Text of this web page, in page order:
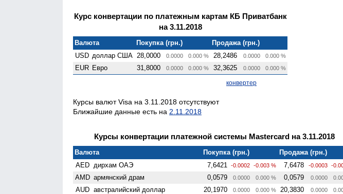
Курс конвертации по платежным картам КБ Приватбанк
на 3.11.2018
Валюта Покупка (грн.)
Продажа (грн.)
USD доллар США 28,0000 0.0000 0.000 % 28,2486 0.0000 0.000 %
EUR Евро 31,8000 0.0000 0.000 % 32,3625 0.0000 0.000 %
конвертер
Курсы валют Visa на 3.11.2018 отсутствуют
Ближайшие данные есть на 2.11.2018
Курсы конвертации платежной системы Mastercard на 3.11.2018
Валюта Покупка (грн.)
Продажа (грн.)
AED дирхам ОАЭ 7,6421 -0.0002 -0.003 % 7,6478 -0.0003 -
AMD армянский драм 0,0579 0.0000 0.000 % 0,0579 0.0000
AUD австралийский доллар 20,1970 0.0000 0.000 % 20,3830 0.0000